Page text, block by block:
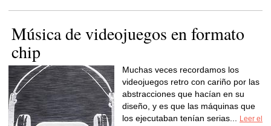
Música de videojuegos en formato
chip
Muchas veces recordamos los
videojuegos retro con cariño por las
abstracciones que hacían en su
diseño, y es que las máquinas que
los ejecutaban tenían serias...
Leer el